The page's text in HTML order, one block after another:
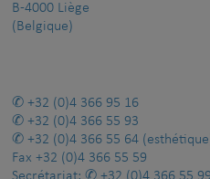
B-4000 Liège
(Belgique)
+32 (0)4 366 95 16
+32 (0)4 366 55 93
+32 (0)4 366 55 64
Fax +32 (0)4 366 55 59